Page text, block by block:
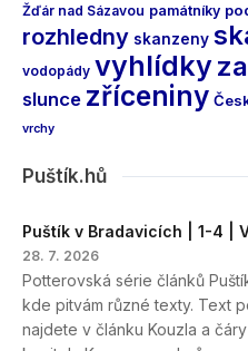
Žďár nad Sázavou památníky
rozhledny skanzeny
vodopády vyhlídky
slunce zříceniny
vrchy
Puštík.hů
Puštík v Bradavicích | 1-4 |
28. 7. 2026
Potterovská série článků
kde pitvám různé texty. Text
najdete v článku Kouzla a